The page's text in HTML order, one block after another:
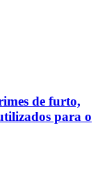
de furto,
para o